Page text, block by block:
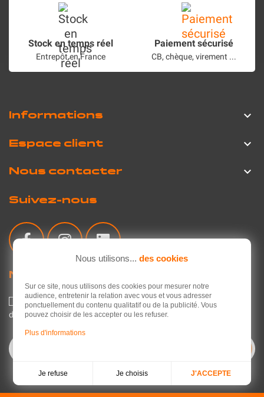
Stock en temps réel
Entrepôt en France
Paiement sécurisé
CB, chèque, virement ...
Informations 
Espace client 
Suivez-nous
Newsletter
J'accepte la politique de confidentialité concernant l'utilisation
des mes données personnelles.Lire la politique de confidentialité
Nous contacter 
Nous utilisons... des cookies
Sur ce site, nous utilisons des cookies pour mesurer notre
audience, entretenir la relation avec vous et vous adresser
ponctuellement du contenu qualitatif ou de la publicité. Vous
pouvez choisir de les accepter ou les refuser.
Plus d'informations
Je refuse Je choisis J'ACCEPTE